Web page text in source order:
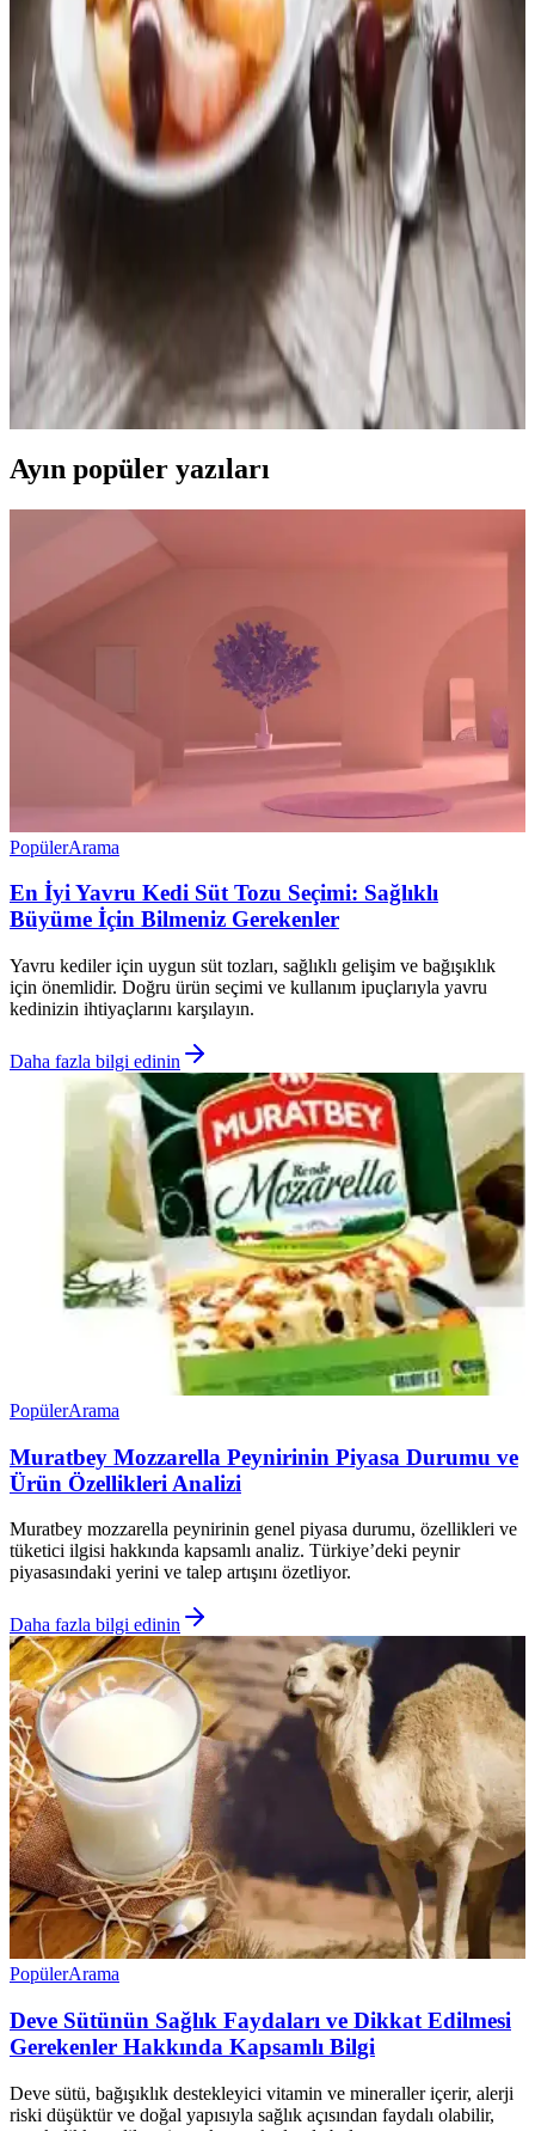
Krem peynir, kahvaltı sofralarının vazgeçilmezleri arasında yer alır.
Lezzetli ve kolay kullanımlı bu ürün, çeşitli tat seçenekleriyle
kahvaltınızı zenginleştirir, sağlıklı tüketim için ipuçları sunar.
Yeşil İncir Reçeli: Doğal ve Sağlıklı Meyve İçeriğiyle
Lezzetli Bir Seçenek
Yüksek meyve içeriği ve doğal üretimiyle öne çıkan yeşil incir
reçeli, kahvaltı ve tatlılarda sağlıklı ve lezzetli bir alternatif sunar.
Vitamin ve mineral deposu, doğal tatlandırıcılar içerir.
Dondurucudan Hızlı Hazırlanan ve Besleyici Sabah
Kahvaltısı Seçenekleri
Düzensiz sabah saatlerinde kolayca hazırlanabilen dondurulmuş
yumurta ısırıkları, burritolar, gece öncesi yulaf ve haşlanmış yumurta
gibi pratik ve besleyici kahvaltı seçenekleri sunulmaktadır.
Ayın popüler yazıları
PopülerArama
En İyi Yavru Kedi Süt Tozu Seçimi: Sağlıklı
Büyüme İçin Bilmeniz Gerekenler
Yavru kediler için uygun süt tozları, sağlıklı gelişim ve bağışıklık
için önemlidir. Doğru ürün seçimi ve kullanım ipuçlarıyla yavru
kedinizin ihtiyaçlarını karşılayın.
Daha fazla bilgi edinin
PopülerArama
Muratbey Mozzarella Peynirinin Piyasa Durumu ve
Ürün Özellikleri Analizi
Muratbey mozzarella peynirinin genel piyasa durumu, özellikleri ve
tüketici ilgisi hakkında kapsamlı analiz. Türkiye’deki peynir
piyasasındaki yerini ve talep artışını özetliyor.
Daha fazla bilgi edinin
PopülerArama
Deve Sütünün Sağlık Faydaları ve Dikkat Edilmesi
Gerekenler Hakkında Kapsamlı Bilgi
Deve sütü, bağışıklık destekleyici vitamin ve mineraller içerir, alerji
riski düşüktür ve doğal yapısıyla sağlık açısından faydalı olabilir,